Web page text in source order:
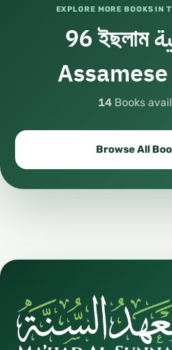
EXPLORE MORE BOOKS IN
96 ইছলাম الآسامية
14 Books
Browse All